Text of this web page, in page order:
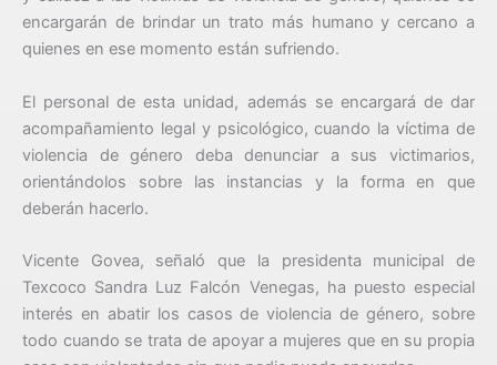
encargarán de brindar un trato más humano y cercano a
quienes en ese momento están sufriendo.
El personal de esta unidad, además se encargará de dar
acompañamiento legal y psicológico, cuando la víctima de
violencia de género deba denunciar a sus victimarios,
orientándolos sobre las instancias y la forma en que
deberán hacerlo.
Vicente Govea, señaló que la presidenta municipal de
Texcoco Sandra Luz Falcón Venegas, ha puesto especial
interés en abatir los casos de violencia de género, sobre
todo cuando se trata de apoyar a mujeres que en su propia